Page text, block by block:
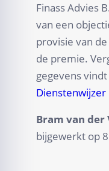
Finass Advies
van een
provisie van
de premie.
gegevens
Dienstenwijzer
Bram van der
bijgewerkt op